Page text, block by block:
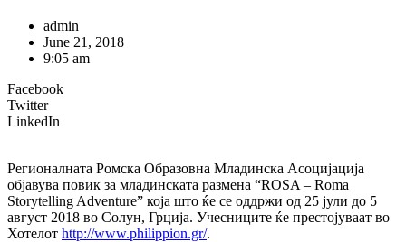
admin
June 21, 2018
9:05 am
Facebook
Twitter
LinkedIn
Регионалната Ромска Образовна Младинска Асоцијација
објавува повик за младинската размена “ROSA – Roma
Storytelling Adventure” која што ќе се оддржи од 25 јули до 5
август 2018 во Солун, Грција. Учесниците ќе престојуваат во
Хотелот http://www.philippion.gr/.